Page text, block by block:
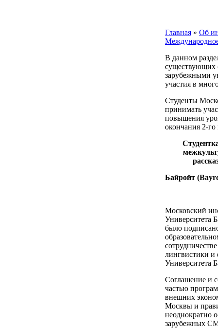
Главная » Об
В данном
существующих
зарубежными
участия в
Студенты
принимать
повышения
окончания 2-го
Байройт (
Московский
Университета
было
лингвистики и
Университета
Соглашение и
частью
внешних
Москвы и
неоднократно
зарубежных